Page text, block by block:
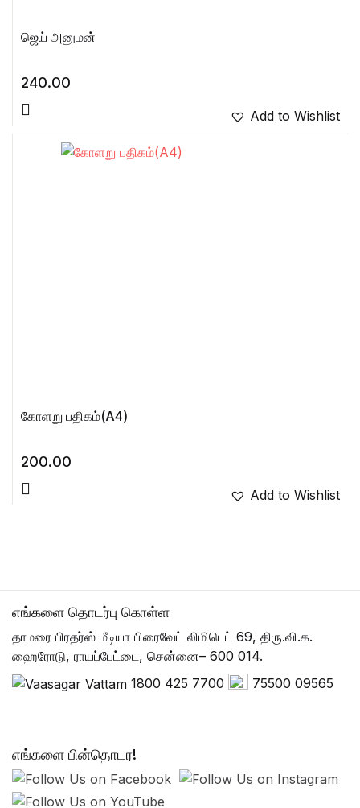
ஜெய் அனுமன்
240.00
Add to Wishlist
கோளறு பதிகம்(A4)
200.00
Add to Wishlist
எங்களை தொடர்பு கொள்ள
தாமரை பிரதர்ஸ் மீடியா பிரைவேட் லிமிடெட் 69, திரு.வி.க.
ஹைரோடு, ராயப்பேட்டை, சென்னை– 600 014.
1800 425 7700
75500 09565
எங்களை பின்தொடர!